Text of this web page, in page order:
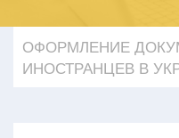
ОФОРМЛЕНИЕ
ИНОСТРАНЦЕВ В